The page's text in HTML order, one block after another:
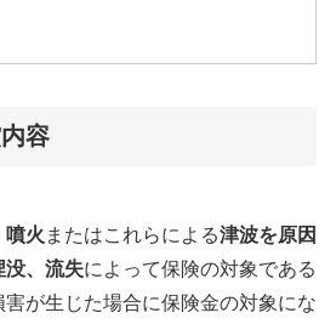
容
噴火 またはこれらによる津波を原因
没、流失によって保険の対象である
が生じた場合に保険金の対象にな